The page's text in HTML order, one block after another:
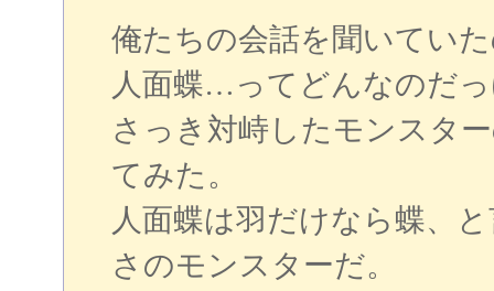
俺たちの会話を聞いてい
人面蝶…ってどんなのだ
さっき対峙したモンスタ
てみた。
人面蝶は羽だけなら蝶、
さのモンスターだ。